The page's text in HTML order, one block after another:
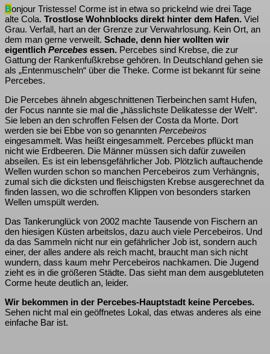
Bonjour Tristesse! Corme ist in etwa so prickelnd wie drei Tage
alte Cola. Trostlose Wohnblocks direkt hinter dem Hafen. Viel
Grau. Verfall, hart an der Grenze zur Verwahrlosung. Kein Ort, an
dem man gerne verweilt. Schade, denn hier wollten wir
eigentlich Percebes essen. Percebes sind Krebse, die zur
Gattung der Rankenfußkrebse gehören. In Deutschland gehen sie
als „Entenmuscheln“ über die Theke. Corme ist bekannt für seine
Percebes.
Die Percebes ähneln abgeschnittenen Tierbeinchen samt Hufen,
der Focus nannte sie mal die „hässlichste Delikatesse der Welt“.
Sie leben an den schroffen Felsen der Costa da Morte. Dort
werden sie bei Ebbe von so genannten Percebeiros
eingesammelt. Was heißt eingesammelt. Percebes pflückt man
nicht wie Erdbeeren. Die Männer müssen sich dafür zuweilen
abseilen. Es ist ein lebensgefährlicher Job. Plötzlich auftauchende
Wellen wurden schon so manchen Percebeiros zum Verhängnis,
zumal sich die dicksten und fleischigsten Krebse ausgerechnet da
finden lassen, wo die schroffen Klippen von besonders starken
Wellen umspült werden.
Das Tankerunglück von 2002 machte Tausende von Fischern an
den hiesigen Küsten arbeitslos, dazu auch viele Percebeiros. Und
da das Sammeln nicht nur ein gefährlicher Job ist, sondern auch
einer, der alles andere als reich macht, braucht man sich nicht
wundern, dass kaum mehr Percebeiros nachkamen. Die Jugend
zieht es in die größeren Städte. Das sieht man dem ausgebluteten
Corme heute deutlich an, leider.
Wir bekommen in der Percebes-Hauptstadt keine Percebes.
Sehen nicht mal ein geöffnetes Lokal, das etwas anderes als eine
einfache Bar ist.